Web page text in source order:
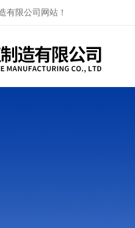
有限公司网站！